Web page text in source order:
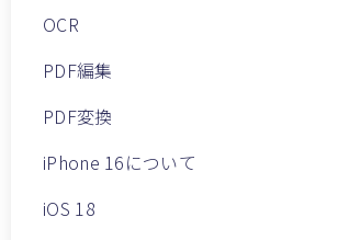
OCR
PDF編集
PDF変換
iPhone 16について
iOS 18